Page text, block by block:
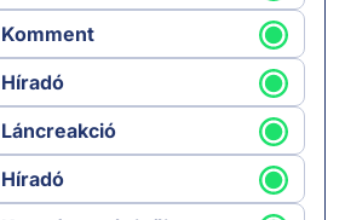
Komment
Híradó
Láncreakció
Híradó